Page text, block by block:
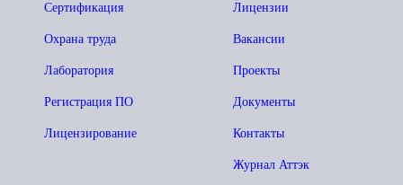
Лицензии
Вакансии
Проекты
Документы
Контакты
Журнал Аттэк
Сертификация
Охрана труда
Лаборатория
Регистрация ПО
Лицензирование